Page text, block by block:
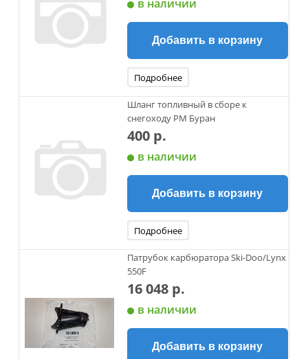
в наличии
Добавить в корзину
Подробнее
Шланг топливный в сборе к
снегоходу РМ Буран
400 р.
в наличии
Добавить в корзину
Подробнее
Патрубок карбюратора Ski-Doo/Lynx
550F
16 048 р.
в наличии
Добавить в корзину